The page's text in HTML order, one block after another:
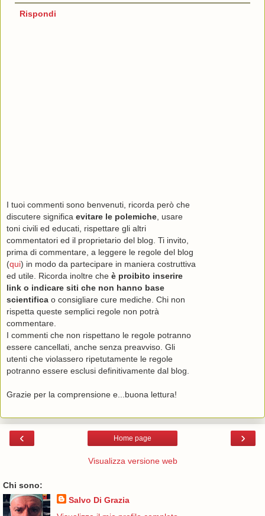
Rispondi
I tuoi commenti sono benvenuti, ricorda però che
discutere significa evitare le polemiche , usare
toni civili ed educati, rispettare gli altri
commentatori ed il proprietario del blog. Ti invito,
prima di commentare, a leggere le regole del blog
(qui) in modo da partecipare in maniera costruttiva
ed utile. Ricorda inoltre che è proibito inserire
link o indicare siti che non hanno base
scientifica o consigliare cure mediche. Chi non
rispetta queste semplici regole non potrà
commentare.
I commenti che non rispettano le regole potranno
essere cancellati, anche senza preavviso. Gli
utenti che violassero ripetutamente le regole
potranno essere esclusi definitivamente dal blog.
Grazie per la comprensione e...buona lettura!
‹ ›
Home page
Visualizza versione web
Chi sono:
Salvo Di Grazia